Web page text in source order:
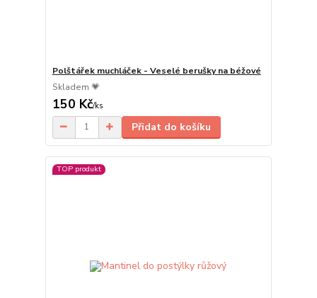
Polštářek muchláček - Veselé berušky na béžové
Skladem 💗
150 Kč/ks
Přidat do košíku
TOP produkt